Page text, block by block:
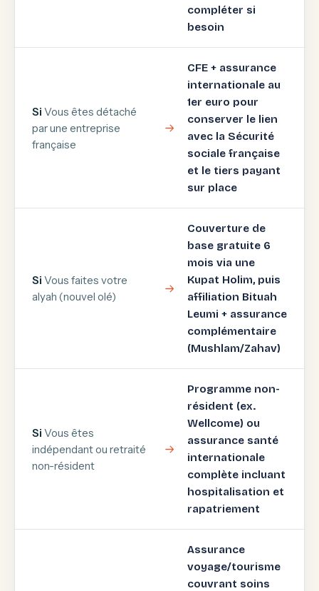
compléter si
besoin
Si Vous êtes détaché
par une entreprise
française
CFE + assurance
internationale au
1er euro pour
conserver le lien
avec la Sécurité
sociale française
et le tiers payant
sur place
Si Vous faites votre
alyah (nouvel olé)
Couverture de
base gratuite 6
mois via une
Kupat Holim, puis
affiliation Bituah
Leumi + assurance
complémentaire
(Mushlam/Zahav)
Si Vous êtes
indépendant ou retraité
non-résident
Programme non-
résident (ex.
Wellcome) ou
assurance santé
internationale
complète incluant
hospitalisation et
rapatriement
Assurance
voyage/tourisme
couvrant soins